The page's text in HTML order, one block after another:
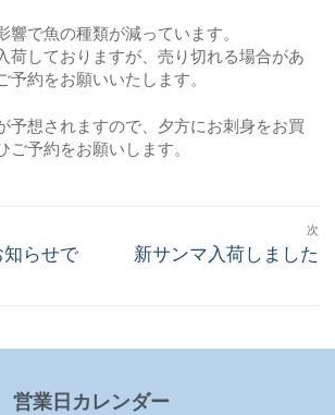
響で魚の種類が減っています。
荷しておりますが、売り切れる場合があ
予約をお願いいたします。
予想されますので、夕方にお刺身をお買
ご予約をお願いします。
らせで
次
次
新サンマ入荷しました
営業日カレンダー